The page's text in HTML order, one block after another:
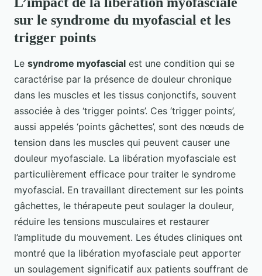
sur le syndrome du myofascial et les
trigger points
Le syndrome myofascial est une condition qui se
caractérise par la présence de douleur chronique
dans les muscles et les tissus conjonctifs, souvent
associée à des ‘trigger points’. Ces ‘trigger points’,
aussi appelés ‘points gâchettes’, sont des nœuds de
tension dans les muscles qui peuvent causer une
douleur myofasciale. La libération myofasciale est
particulièrement efficace pour traiter le syndrome
myofascial. En travaillant directement sur les points
gâchettes, le thérapeute peut soulager la douleur,
réduire les tensions musculaires et restaurer
l’amplitude du mouvement. Les études cliniques ont
montré que la libération myofasciale peut apporter
un soulagement significatif aux patients souffrant de